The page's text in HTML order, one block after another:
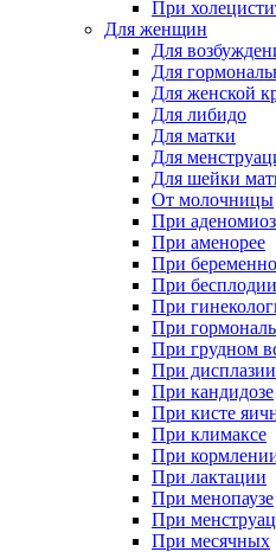
При
Для женщин
Для
Для
Для женской
Для либидо
Для матки
Для
Для шейки
От молочницы
При
При аменорее
При
При бесплодии
При
При
При грудном
При
При кандидозе
При кисте
При климаксе
При
При лактации
При менопаузе
При
При месячных